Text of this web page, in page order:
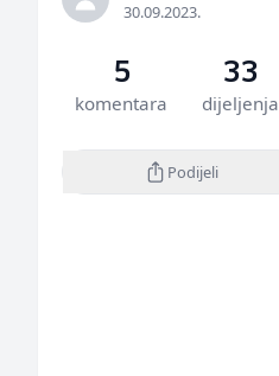
30.09.2023.
5
komentara
33
dijeljenja
Podijeli